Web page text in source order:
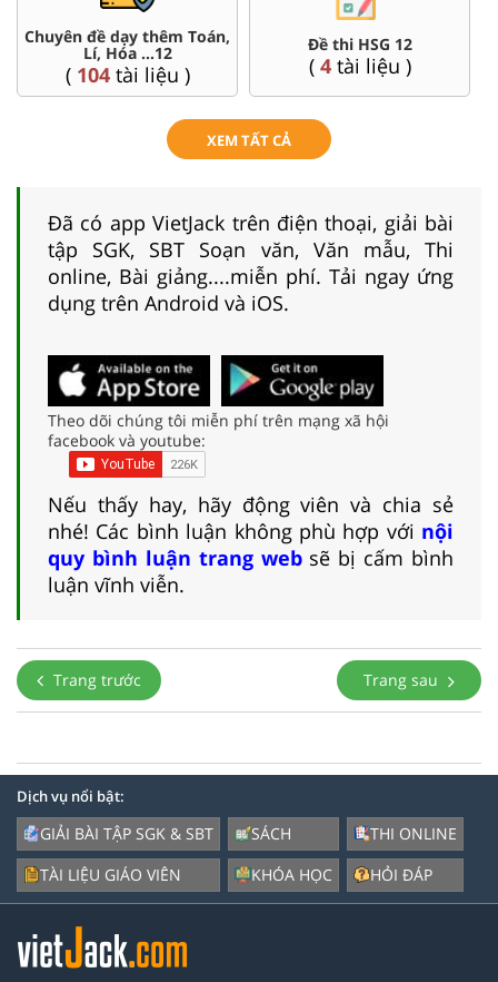
500+ đề thi thử tốt nghiệp
THPT Quốc gia form 2025
(128tài liệu )
100+ đề thi ĐGNL ĐHQG
Hà Nội, Tp.Hồ Chí Minh...
(84tài liệu )
XEM TẤT CẢ
Đã có app VietJack trên điện thoại, giải bài
tập SGK, SBT Soạn văn, Văn mẫu, Thi
online, Bài giảng....miễn phí. Tải ngay ứng
dụng trên Android và iOS.
Theo dõi chúng tôi miễn phí trên mạng xã hội
facebook và youtube:
Nếu thấy hay, hãy động viên và chia sẻ
nhé! Các bình luận không phù hợp với nội
quy bình luận trang websẽ bị cấm bình
luận vĩnh viễn.
Trang trước Trang sau
Dịch vụ nổi bật:
GIẢI BÀI TẬP SGK & SBT
TÀI LIỆU GIÁO VIÊN
SÁCH
KHÓA HỌC
THI ONLINE
HỎI ĐÁP